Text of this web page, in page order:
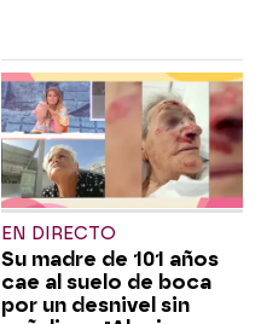
EN DIRECTO
Su madre de 101 años
cae al suelo de boca
por un desnivel sin